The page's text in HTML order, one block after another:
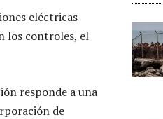
eléctricas
los controles, el
responde a una
de